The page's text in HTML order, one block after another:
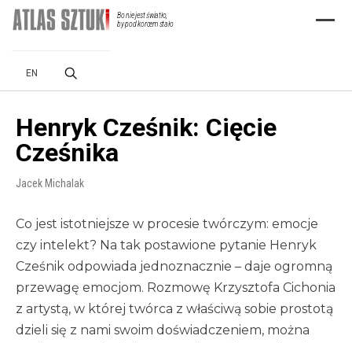
Bo nie jest światło,
by pod korcem stało
EN
Henryk Cześnik: Cięcie
Cześnika
Jacek Michalak
Co jest istotniejsze w procesie twórczym: emocje
czy intelekt? Na tak postawione pytanie Henryk
Cześnik odpowiada jednoznacznie – daje ogromną
przewagę emocjom. Rozmowę Krzysztofa Cichonia
z artystą, w której twórca z właściwą sobie prostotą
dzieli się z nami swoim doświadczeniem, można